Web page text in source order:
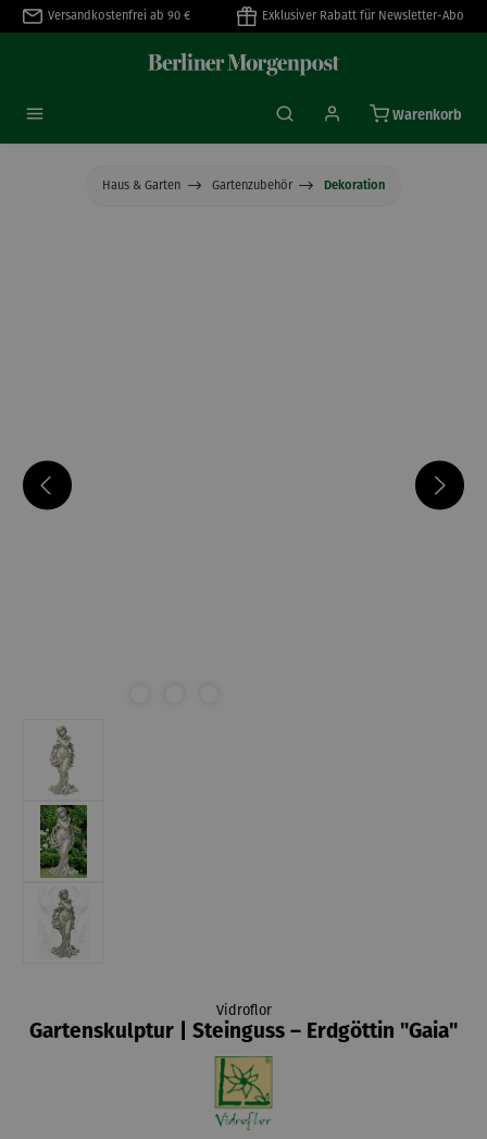
springen
Versandkostenfrei ab 90 € Exklusiver Rabatt für Newsletter-Abo
Warenkorb
Haus & Garten Gartenzubehör Dekoration
Vidroflor
Gartenskulptur | Steinguss – Erdgöttin "Gaia"